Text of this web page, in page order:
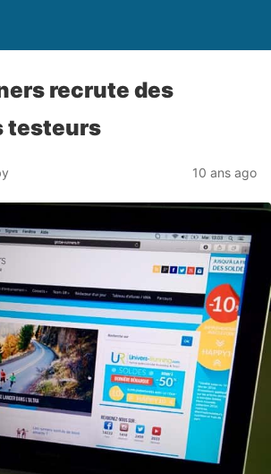
recrute des
testeurs
10 ans ago